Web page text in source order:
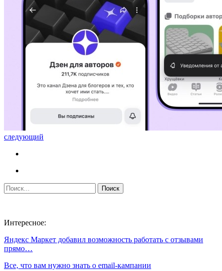
следующий
Интересное:
Яндекс Маркет добавил возможность работать с отзывами
прямо…
Все, что вам нужно знать о email-кампании